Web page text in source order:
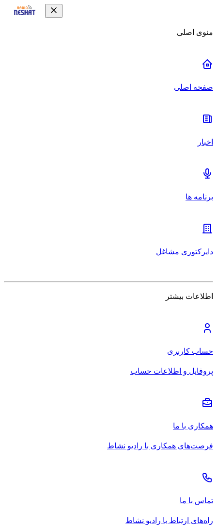
منوی اصلی
صفحه اصلی
اخبار
برنامه ها
دایرکتوری مشاغل
اطلاعات بیشتر
حساب کاربری
پروفایل و اطلاعات حساب
همکاری با ما
فرصت‌های همکاری با رادیو نشاط
تماس با ما
راه‌های ارتباط با رادیو نشاط